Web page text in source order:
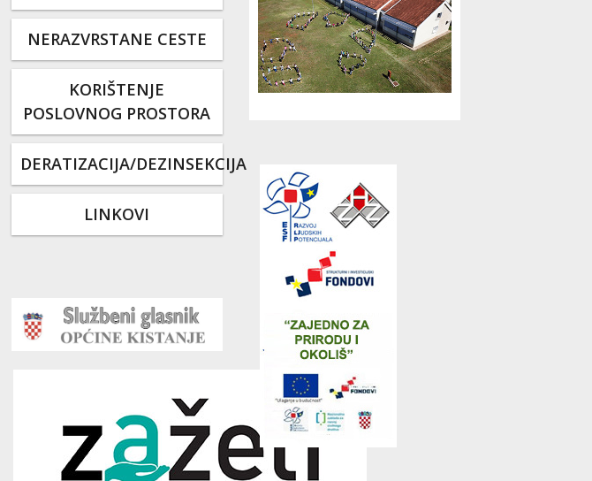
NERAZVRSTANE CESTE
KORIŠTENJE
POSLOVNOG PROSTORA
DERATIZACIJA/DEZINSEKCIJA
LINKOVI